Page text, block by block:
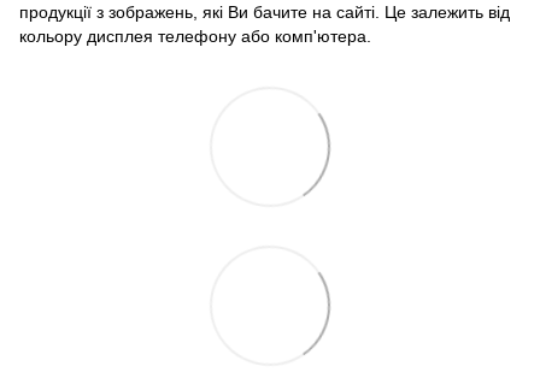
продукції з зображень, які Ви бачите на сайті. Це залежить від
кольору дисплея телефону або комп'ютера.